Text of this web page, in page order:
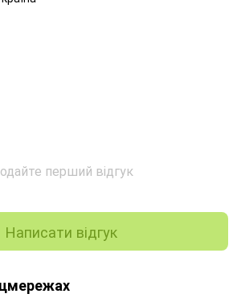
перший відгук
Написати відгук